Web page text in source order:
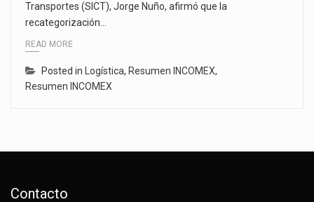
Transportes (SICT), Jorge Nuño, afirmó que la
recategorización…
READ MORE
Posted in Logística, Resumen INCOMEX,
Resumen INCOMEX
Contacto